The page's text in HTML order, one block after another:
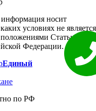
информация носит
условиях не является
Статьи 437
Федерации.
Единый
по РФ